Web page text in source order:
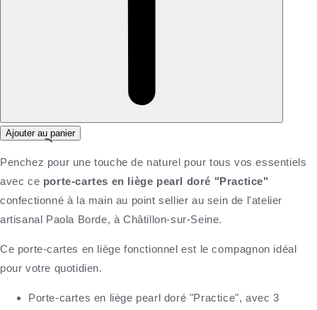
Ajouter au panier
Penchez pour une touche de naturel pour tous vos essentiels
avec ce porte-cartes en liège pearl doré "Practice"
confectionné à la main au point sellier au sein de l'atelier
artisanal Paola Borde, à Châtillon-sur-Seine.
Ce porte-cartes en liège fonctionnel est le compagnon idéal
pour votre quotidien.
Porte-cartes en liège pearl doré "Practice", avec 3